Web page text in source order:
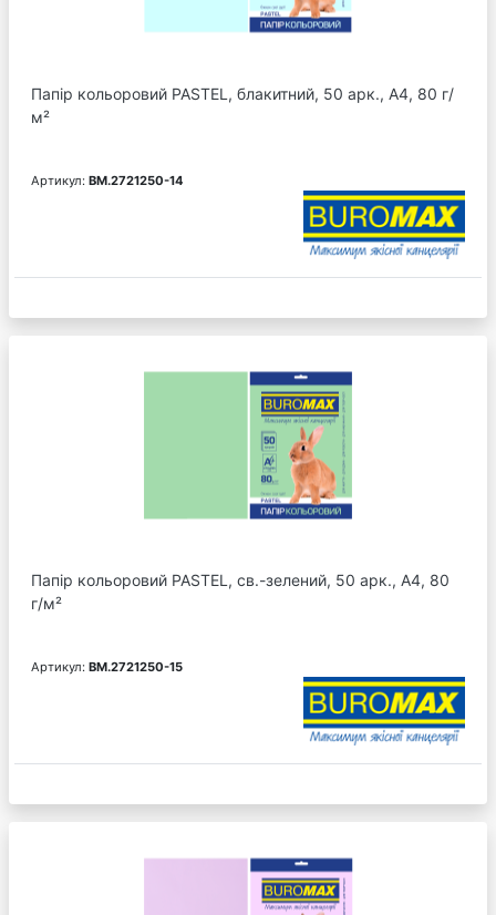
Папір кольоровий PASTEL, блакитний, 50 арк., А4, 80 г/
м²
Артикул: BM.2721250-14
Папір кольоровий PASTEL, св.-зелений, 50 арк., А4, 80
г/м²
Артикул: BM.2721250-15